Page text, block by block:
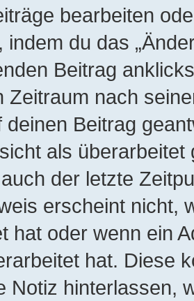
bearbeiten
indem du das
Beitrag
Zeitraum nach
deinen Beitrag
als
der letzte
erscheint nicht,
hat oder wenn ein
hat. Diese
Notiz hinterlassen,